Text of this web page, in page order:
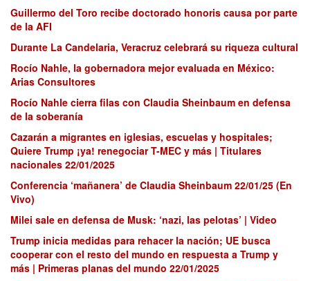
Guillermo del Toro recibe doctorado honoris causa por parte
de la AFI
Durante La Candelaria, Veracruz celebrará su riqueza cultural
Rocío Nahle, la gobernadora mejor evaluada en México:
Arias Consultores
Rocío Nahle cierra filas con Claudia Sheinbaum en defensa
de la soberanía
Cazarán a migrantes en iglesias, escuelas y hospitales;
Quiere Trump ¡ya! renegociar T-MEC y más | Titulares
nacionales 22/01/2025
Conferencia ‘mañanera’ de Claudia Sheinbaum 22/01/25 (En
Vivo)
Milei sale en defensa de Musk: ‘nazi, las pelotas’ | Video
Trump inicia medidas para rehacer la nación; UE busca
cooperar con el resto del mundo en respuesta a Trump y
más | Primeras planas del mundo 22/01/2025